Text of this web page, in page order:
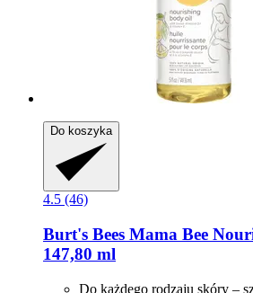
Do koszyka
4.5 (46)
Burt's Bees Mama Bee
147,80 ml
Do każdego rodzaju skóry –